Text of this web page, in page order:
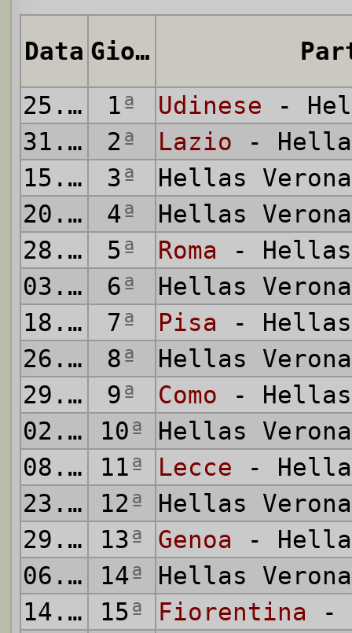
Data Giornata
25.08.2025
1ª Udinese -
31.08.2025
2ª Lazio -
15.09.2025
3ª
Hellas
20.09.2025
4ª
Hellas
28.09.2025
5ª Roma - Hellas
03.10.2025
6ª
Hellas
18.10.2025
7ª Pisa - Hellas
26.10.2025
8ª
Hellas
29.10.2025
9ª Como - Hellas
02.11.2025
10ª
Hellas
08.11.2025
11ª Lecce -
23.11.2025
12ª
Hellas
29.11.2025
13ª Genoa -
06.12.2025
14ª
Hellas
14.12.2025
15ª Fiorentina -